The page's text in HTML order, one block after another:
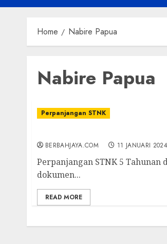
Home Nabire Papua
Nabire Papua
Perpanjangan STNK
BERBAHJAYA.COM 11 JANUARI 2024
Perpanjangan STNK 5 Tahunan
dokumen...
READ MORE